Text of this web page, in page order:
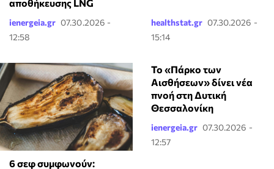
αποθήκευσης LNG
ienergeia.gr 07.30.2026 -
12:58
healthstat.gr 07.30.2026 -
15:14
6 σεφ συμφωνούν:
Το «Πάρκο των
Αισθήσεων» δίνει νέα
πνοή στη Δυτική
Θεσσαλονίκη
ienergeia.gr 07.30.2026 -
12:57